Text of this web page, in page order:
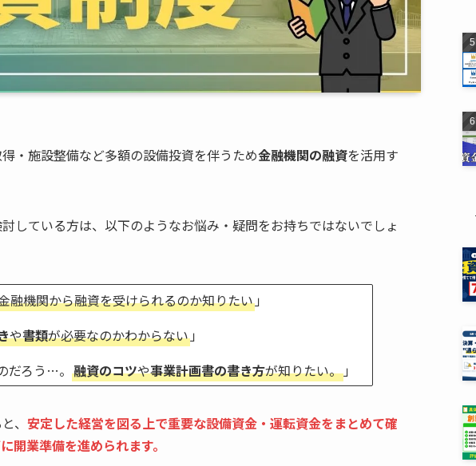
・施設整備など多額の設備投資を伴うため金融機関の融資を活用す
している方は、以下のようなお悩み・疑問をお持ちではないでしょ
融機関から融資を受けられるのか知りたい 」
や書類が必要なのかわからない 」
だろう…。融資のコツや事業計画書の書き方が知りたい。 」
、 安定した経営を図る上で重要な設備資金・運転資金をまとめて確
開業準備を進められます。